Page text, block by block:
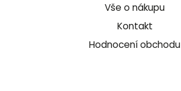
Vše o nákupu
Kontakt
Hodnocení obchodu